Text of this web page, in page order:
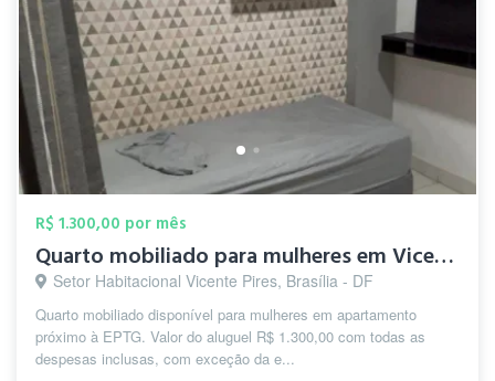
R$ 1.300,00 por mês
Quarto mobiliado para mulheres em Vicent...
Setor Habitacional Vicente Pires, Brasília - DF
Quarto mobiliado disponível para mulheres em apartamento
próximo à EPTG. Valor do aluguel R$ 1.300,00 com todas as
despesas inclusas, com exceção da e...